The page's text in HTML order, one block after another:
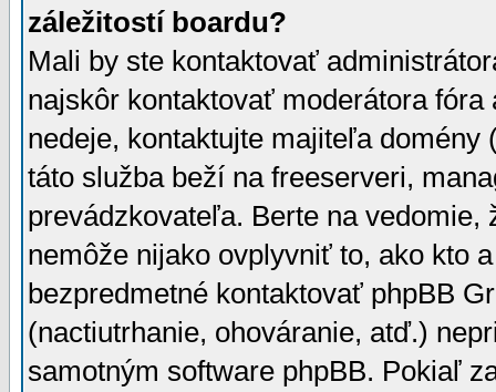
záležitostí boardu?
Mali by ste kontaktovať
najskôr kontaktovať moderátora
nedeje, kontaktujte majiteľa
táto služba beží na freeserveri,
prevádzkovateľa. Berte na vedomie,
nemôže nijako ovplyvniť to, ako kto
bezpredmetné kontaktovať phpBB
(nactiutrhanie, ohováranie, atď.)
samotným software phpBB. Pokiaľ